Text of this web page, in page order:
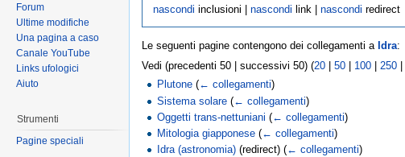
nascondi inclusioni | nascondi link | nascondi redirect
Le seguenti pagine contengono dei collegamenti a Idra:
Vedi (precedenti 50 | successivi 50) (20 50 100 250
Plutone (← collegamenti)
Sistema solare (← collegamenti)
Oggetti trans-nettuniani (← collegamenti)
Mitologia giapponese (← collegamenti)
Idra (astronomia) (redirect)(← collegamenti)
Forum
Ultime modifiche
Una pagina a caso
Canale YouTube
Links ufologici
Aiuto
Strumenti
Pagine speciali